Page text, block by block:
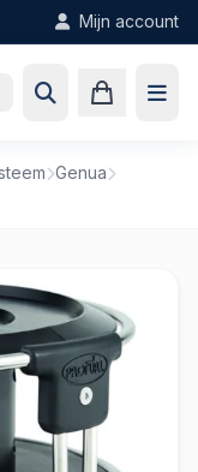
Mijn account
Genua